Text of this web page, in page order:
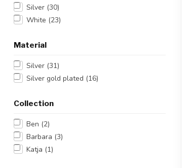
Silver (30)
White (23)
Material
Silver (31)
Silver gold plated (16)
Collection
Ben (2)
Barbara (3)
Katja (1)